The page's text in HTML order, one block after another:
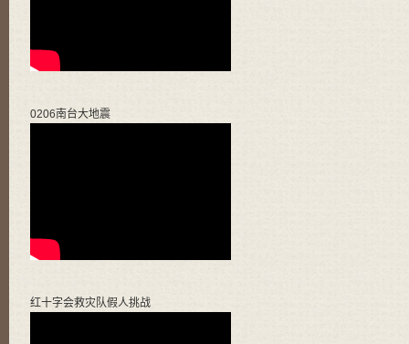
0206南台大地震
红十字会救灾队假人挑战